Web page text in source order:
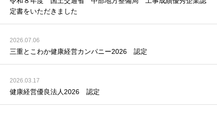
定書をいただきました
2026.07.06
三重とこわか健康経営カンパニー2026 認定
2026.03.17
健康経営優良法人2026 認定